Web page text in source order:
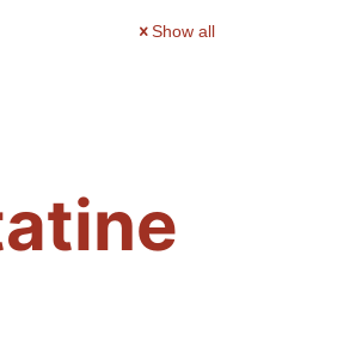
Show all